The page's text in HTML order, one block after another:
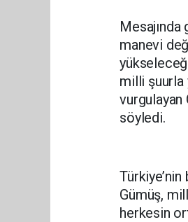
manevi
milli şuurla
vurgulayan
söyledi.
Gümüş,
herkesin